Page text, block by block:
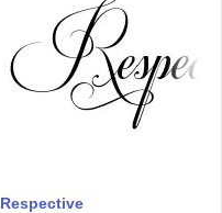
Respective